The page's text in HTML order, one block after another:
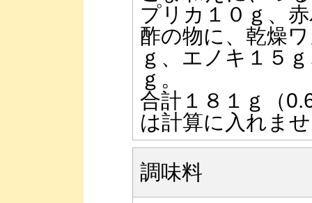
プリカ１０ｇ、
酢の物に、乾燥
ｇ、エノキ１５
ｇ。
合計１８１ｇ（
は計算に入れま
調味料